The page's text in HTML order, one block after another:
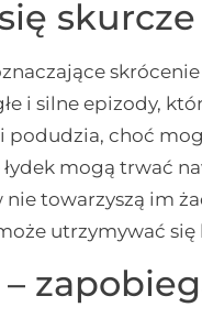
skurcze
i silne epizody,
podudzia, choć
łydek mogą trwać
towarzyszą im
utrzymywać